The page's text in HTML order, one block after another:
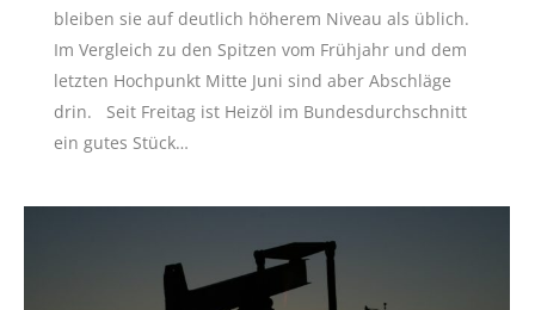
bleiben sie auf deutlich höherem Niveau als üblich.
Im Vergleich zu den Spitzen vom Frühjahr und dem
letzten Hochpunkt Mitte Juni sind aber Abschläge
drin. Seit Freitag ist Heizöl im Bundesdurchschnitt
ein gutes Stück…